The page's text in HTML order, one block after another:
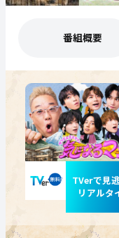
番組概要
TVerで見
リアルタ